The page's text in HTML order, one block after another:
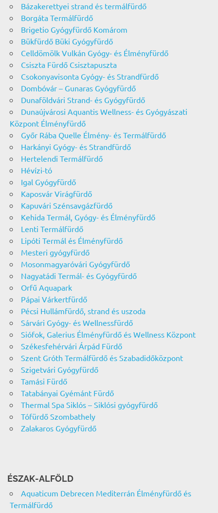
Bázakerettyei strand és termálfürdő
Borgáta Termálfürdő
Brigetio Gyógyfürdő Komárom
Bükfürdő Büki Gyógyfürdő
Celldömölk Vulkán Gyógy- és Élményfürdő
Csiszta Fürdő Csisztapuszta
Csokonyavisonta Gyógy- és Strandfürdő
Dombóvár – Gunaras Gyógyfürdő
Dunaföldvári Strand- és Gyógyfürdő
Dunaújvárosi Aquantis Wellness- és Gyógyászati
Központ Élményfürdő
Győr Rába Quelle Élmény- és Termálfürdő
Harkányi Gyógy- és Strandfürdő
Hertelendi Termálfürdő
Hévízi-tó
Igal Gyógyfürdő
Kaposvár Virágfürdő
Kapuvári Szénsavgázfürdő
Kehida Termál, Gyógy- és Élményfürdő
Lenti Termálfürdő
Lipóti Termál és Élményfürdő
Mesteri gyógyfürdő
Mosonmagyaróvári Gyógyfürdő
Nagyatádi Termál- és Gyógyfürdő
Orfű Aquapark
Pápai Várkertfürdő
Pécsi Hullámfürdő, strand és uszoda
Sárvári Gyógy- és Wellnessfürdő
Siófok, Galerius Élményfürdő és Wellness Központ
Székesfehérvári Árpád Fürdő
Szent Gróth Termálfürdő és Szabadidőközpont
Szigetvári Gyógyfürdő
Tamási Fürdő
Tatabányai Gyémánt Fürdő
Thermal Spa Siklós – Siklósi gyógyfürdő
Tófürdő Szombathely
Zalakaros Gyógyfürdő
ÉSZAK-ALFÖLD
Aquaticum Debrecen Mediterrán Élményfürdő és
Termálfürdő